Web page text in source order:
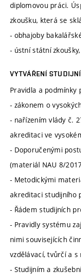
diplomovou práci.
zkoušku, která se
- obhajoby
- ústní státní
VYTVÁŘENÍ
Pravidla a podmínky
- zákonem o
- nařízením vlády č.
akreditaci ve
- Doporučenými
(materiál NAU 8/
- Metodickými
akreditaci studijního
- Řádem studijních
- Pravidly systému
nimi souvisejících
vzdělávací, tvůrčí a s
- Studijním a